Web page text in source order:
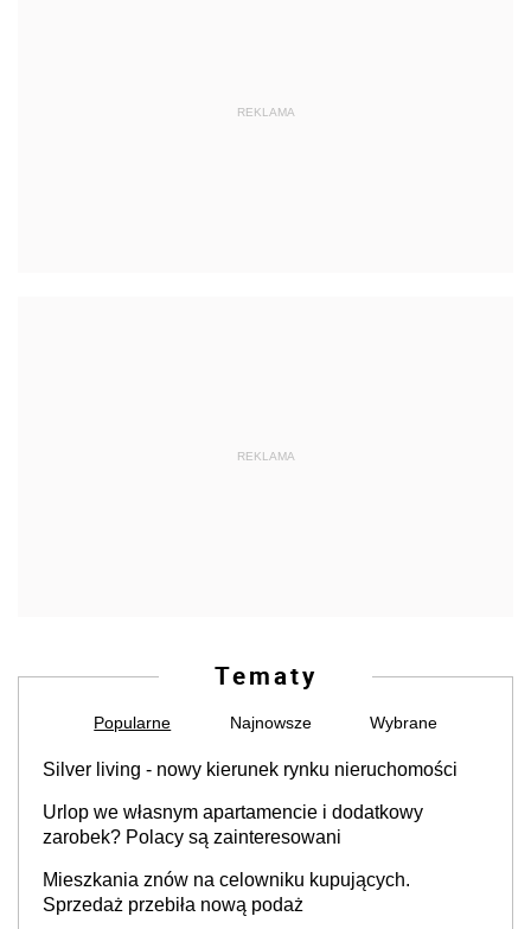
REKLAMA
REKLAMA
Tematy
Popularne Najnowsze Wybrane
Silver living - nowy kierunek rynku nieruchomości
Urlop we własnym apartamencie i dodatkowy
zarobek? Polacy są zainteresowani
Mieszkania znów na celowniku kupujących.
Sprzedaż przebiła nową podaż